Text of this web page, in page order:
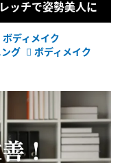
ッチで姿勢美人に
ボディメイク
グ
ボディメイク